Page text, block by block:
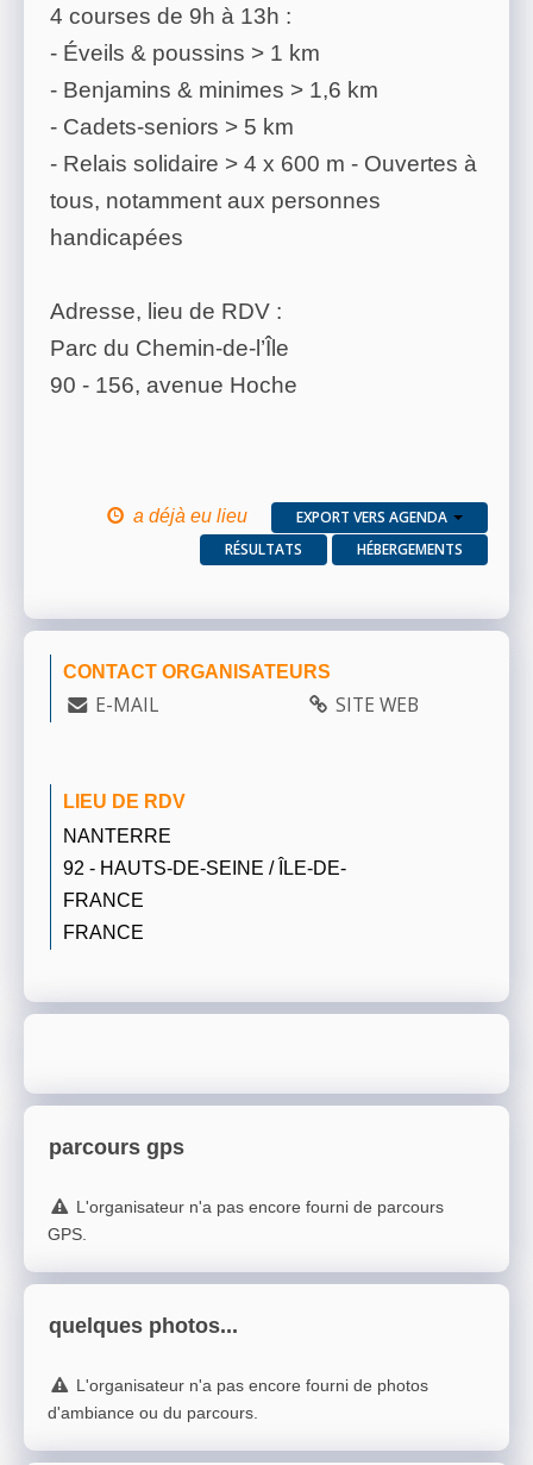
4 courses de 9h à 13h :
- Éveils & poussins > 1 km
- Benjamins & minimes > 1,6 km
- Cadets-seniors > 5 km
- Relais solidaire > 4 x 600 m - Ouvertes à
tous, notamment aux personnes
handicapées
Adresse, lieu de RDV :
Parc du Chemin-de-l’Île
90 - 156, avenue Hoche
a déjà eu lieu
EXPORT VERS AGENDA
RÉSULTATS
HÉBERGEMENTS
CONTACT ORGANISATEURS
E-MAIL SITE WEB
LIEU DE RDV
NANTERRE
92 - HAUTS-DE-SEINE / ÎLE-DE-
FRANCE
FRANCE
parcours gps
L'organisateur n'a pas encore fourni de parcours
GPS.
quelques photos...
L'organisateur n'a pas encore fourni de photos
d'ambiance ou du parcours.